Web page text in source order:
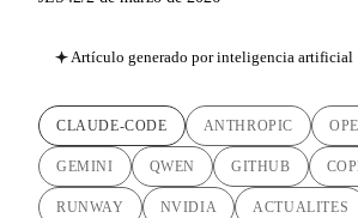
Artículo generado por inteligencia artificial
CLAUDE-CODE ANTHROPIC
GEMINI QWEN GITHUB
RUNWAY NVIDIA ACTUALITES